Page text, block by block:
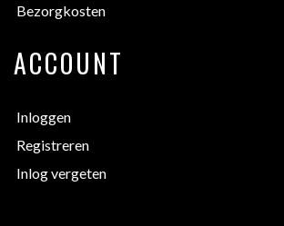
Bezorgkosten
ACCOUNT
Inloggen
Registreren
Inlog vergeten